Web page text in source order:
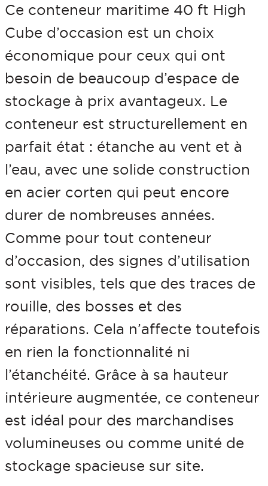
o
n
t
e
n
e
u
r
m
a
r
i
t
i
m
e
4
0
f
t
H
Ce conteneur maritime 40 ft High
Cube d’occasion est un choix
économique pour ceux qui ont
besoin de beaucoup d’espace de
stockage à prix avantageux. Le
conteneur est structurellement en
parfait état : étanche au vent et à
l’eau, avec une solide construction
en acier corten qui peut encore
durer de nombreuses années.
Comme pour tout conteneur
d’occasion, des signes d’utilisation
sont visibles, tels que des traces de
rouille, des bosses et des
réparations. Cela n’affecte toutefois
en rien la fonctionnalité ni
l’étanchéité. Grâce à sa hauteur
intérieure augmentée, ce conteneur
est idéal pour des marchandises
volumineuses ou comme unité de
stockage spacieuse sur site.